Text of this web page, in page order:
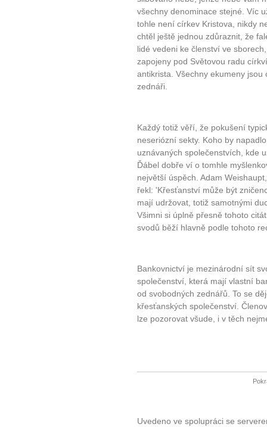
všechny denominace stejné. Víc
tohle není církev Kristova, nikdy
chtěl ještě jednou zdůraznit, že
lidé vedeni ke členství ve
zapojeny pod Světovou radu
antikrista. Všechny ekumeny
zednáři.
Každý totiž věří, že pokušení
neseriózní sekty. Koho by
uznávaných společenstvích, kde
Ďábel dobře ví o tomhle
největší úspěch. Adam
řekl: 'Křesťanství může být
mají udržovat, totiž samotnými
Všimni si úplně přesně tohoto
svodů běží hlavně podle tohoto
Bankovnictví je mezinárodní sít
společenství, která mají vlastní
od svobodných zednářů. To se
křesťanských společenství.
lze pozorovat všude, i v těch
Uvedeno ve spolupráci se